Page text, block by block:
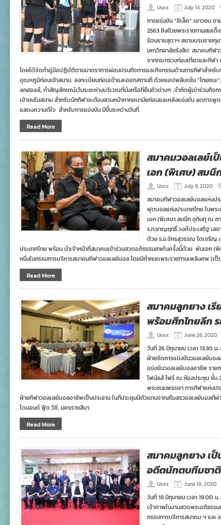
Usxx July 14, 2020
การแข่งขัน “ซีเล็ค” เยาวชน ช
2563 ชิงถ้วยพระราชทานสมเด็
รัตนราชสุดาฯ สยามบรมราชกุ
มหาวิทยาลัยรังสิต สมาคมกีฬ
จากกระทรวงท่องเที่ยวและกีฬ
โดยได้จัดทำคู่มือปฏิบัติตามมาตราการผ่อนปรนกิจการและกิจกรรมด้านการกีฬาสำหรับ
อุณหภูมิก่อนเข้าสนาม, ลงทะเบียนก่อนเข้าและออกสถานที่ ด้วยแอปพลิเคชั่น “ไทยชน
ลกฮอลล์, ทำสัญลักษณ์เว้นระยะห่างบริเวณที่นั่งหรือที่ยืนคิวต่างๆ ,จำกัดผู้เข่าร่วมกิจก
เข้าชมในสนาม สำหรับนักกีฬาจะต้องสวมหน้ากากอนามัยก่อนและหลังแข่งขัน ลดการพู
แสดงความดีใจ สำหรับการแข่งขัน มีขึ้นระหว่างวันที่
Read More
สมาคมวอลเลย์เ
เอก (พิเศษ) สมนึ
Usxx July 9, 2020
สมาคมกีฬาวอลเลย์บอลแห่งป
ฟุตบอลแห่งประเทศไทย ในพ
เอก (พิเศษ) สมนึก อุทินทุ ณ ศ
ร.ท.ชาญฤทธิ์ วงศ์ประเสริฐ เล
ด้วย ร.อ.จักรสุวรรณ โตเจริญ
ประเทศไทย พร้อม นำเจ้าหน้าที่สมาคมเข้าร่วมสวดอภิธรรมศพในครั้งนี้ด้วย พันเอก
หนึ่งในกรรมการบริหารสมาคมกีฬาวอลเลย์บอล โดยมีกำหนดพระราชทานเพลิงศพ (เ
Read More
สมาคมลูกยาง เรี
พร้อมศึกไทยลีก
Usxx June 26, 2020
วันที่ 26 มิถุนายน เวลา 13.30
ฝ่ายจัดการแข่งขันวอลเลย์บอ
แข่งขันวอลเลย์บอลอาชีพ รา
ไฟนัลส์ โฟร์ ณ ห้องประชุม ชั้น
พระชนมพรรษา การกีฬาแห่งป
ฝ่ายกีฬาวอลเลย์บอลอาชีพเป็นประธาน ในที่ประชุมมีตัวแทนจากสโมสรวอลเลย์บอลที่
ไดมอนด์ ฟู้ด วีซี, นครราชสีมา
Read More
สมาคมลูกยาง เ
อดีตนักตบทีมชาติ
Usxx June 18, 2020
วันที่ 18 มิถุนายน เวลา 19.00
เจ้าภาพในงานสวดพระอภิธร
กรรมการบริหารสมาคม ฯ แล